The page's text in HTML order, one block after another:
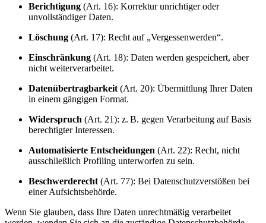
Berichtigung (Art. 16): Korrektur unrichtiger oder
unvollständiger Daten.
Löschung (Art. 17): Recht auf „Vergessenwerden“.
Einschränkung (Art. 18): Daten werden gespeichert, aber
nicht weiterverarbeitet.
Datenübertragbarkeit (Art. 20): Übermittlung Ihrer Daten
in einem gängigen Format.
Widerspruch (Art. 21): z. B. gegen Verarbeitung auf Basis
berechtigter Interessen.
Automatisierte Entscheidungen (Art. 22): Recht, nicht
ausschließlich Profiling unterworfen zu sein.
Beschwerderecht (Art. 77): Bei Datenschutzverstößen bei
einer Aufsichtsbehörde.
Wenn Sie glauben, dass Ihre Daten unrechtmäßig verarbeitet